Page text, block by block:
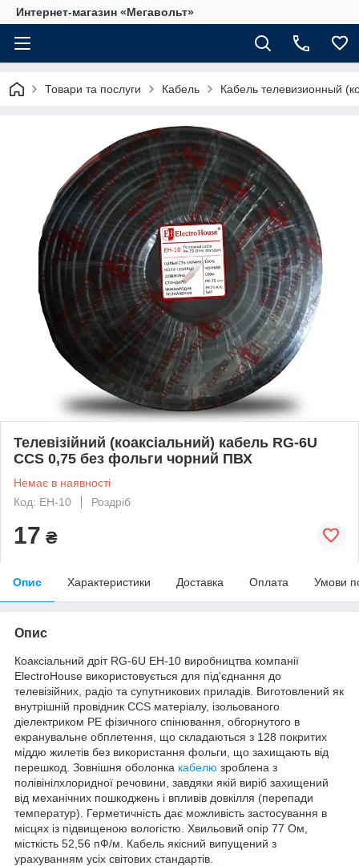
Интернет-магазин «Мегавольт»
Товари та послуги Кабель Кабель телевизионный
Телевізійний (коаксіальний) кабель RG-6U
CCS 0,75 без фольги чорний ПВХ
Немає в наявності
Код: EH-10
Роздріб
17 ₴
Опис Характеристики Доставка Оплата Умови
Опис
Коаксіальний дріт RG-6U EH-10 виробництва компанії
ElectroHouse використовується для під'єднання до
телевізійних, радіо та супутникових приладів. Виготовлений як
внутрішній провідник CCS матеріалу, ізольованого
діелектриком РЕ фізичного спінювання, обгорнутого в
екранувальне обплетення, що складаються з 128 покритих
міддю жилетів без використання фольги, що захищають від
перешкод. Зовнішня оболонка кабелю зроблена з
полівінілхлоридної речовини, завдяки якій виріб захищений
від механічних пошкоджень і впливів довкілля (перепади
температур). Герметичність дає можливість застосування в
місцях із підвищеною вологістю. Хвильовий опір 77 Ом,
місткість 52,56 пФ/м. Кабель якісний випущений з
урахуванням усіх світових стандартів.